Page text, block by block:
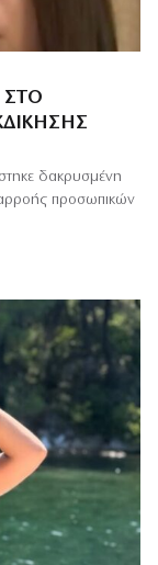
ΣΤΟ
δακρυσμένη
προσωπικών